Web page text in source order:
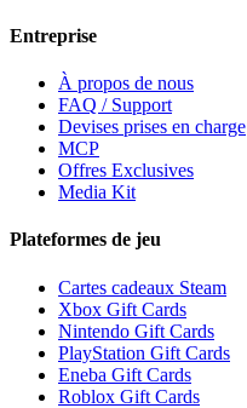
Entreprise
À propos de nous
FAQ / Support
Devises prises en charge
MCP
Offres Exclusives
Media Kit
Plateformes de jeu
Cartes cadeaux Steam
Xbox Gift Cards
Nintendo Gift Cards
PlayStation Gift Cards
Eneba Gift Cards
Roblox Gift Cards